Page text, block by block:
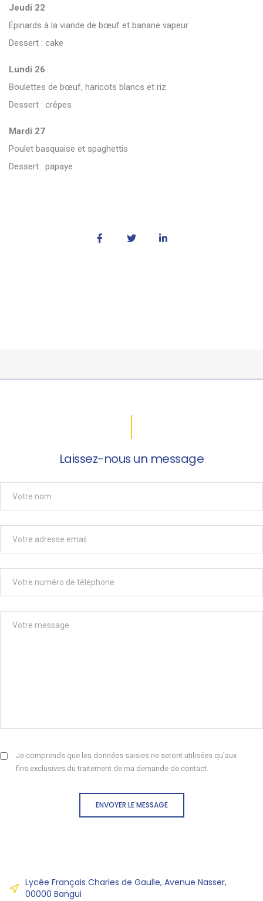
Jeudi 22
Épinards à la viande de bœuf et banane vapeur
Dessert : cake
Lundi 26
Boulettes de bœuf, haricots blancs et riz
Dessert : crêpes
Mardi 27
Poulet basquaise et spaghettis
Dessert : papaye
Laissez-nous un message
Je comprends que les données saisies ne seront utilisées qu'aux
fins exclusives du traitement de ma demande de contact.
ENVOYER LE MESSAGE
Lycée Français Charles de Gaulle, Avenue Nasser,
00000 Bangui